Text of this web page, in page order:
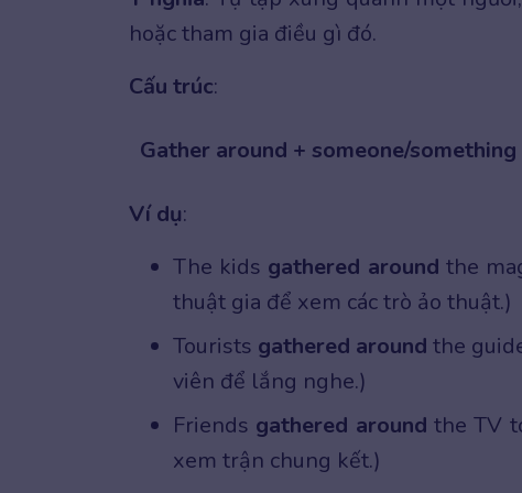
hoặc tham gia điều gì đó.
Cấu trúc:
Gather around + someone/something
Ví dụ:
The kids gathered around the
thuật gia để xem các trò ảo thuật.)
Tourists gathered around the
viên để lắng nghe.)
Friends gathered around the TV
xem trận chung kết.)